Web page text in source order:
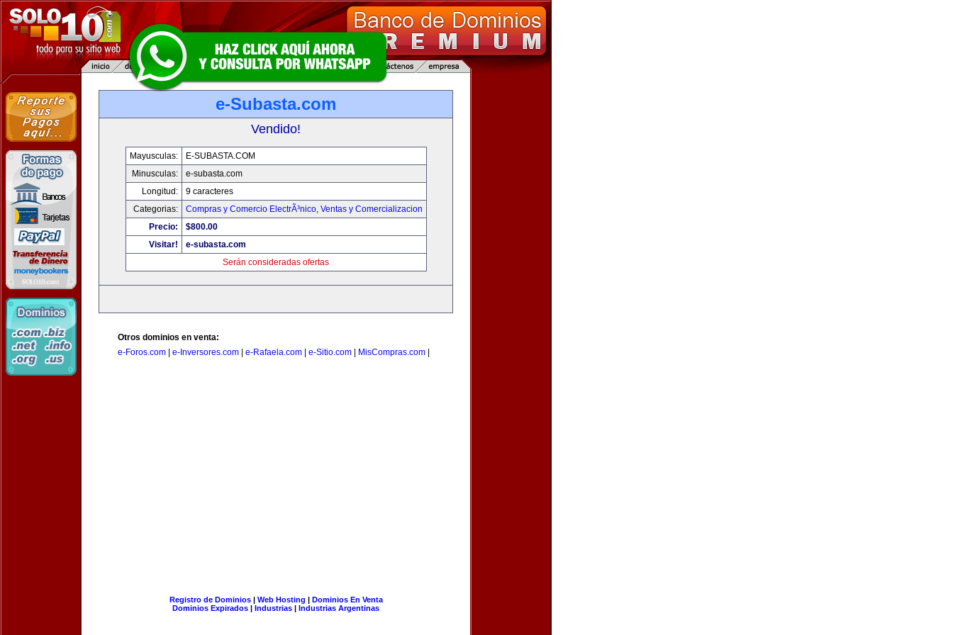
e-Subasta.com
Vendido!
Mayusculas:
E-SUBASTA.COM
Minusculas:
e-subasta.com
Longitud:
9 caracteres
Categorias:
Compras y Comercio ElectrÃ³nico, Ventas y Comercializacion
Precio:
$800.00
Visitar!
e-subasta.com
Serán consideradas ofertas
Otros dominios en venta:
e-Foros.com
e-Inversores.com e-Rafaela.com e-Sitio.com MisCompras.com
Registro de Dominios| Web Hosting | Dominios En Venta
Dominios Expirados | Industrias | Industrias Argentinas